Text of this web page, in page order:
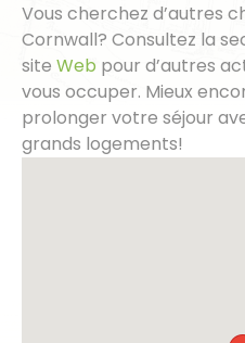
Vous cherchez d’autres
Cornwall? Consultez la
site Web pour d’autres
vous occuper. Mieux
prolonger votre séjour
grands logements!